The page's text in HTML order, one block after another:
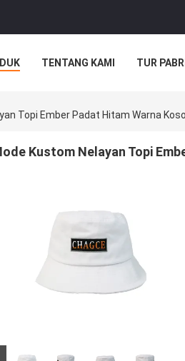
TENTANG KAMI TUR
Topi Ember Padat Hitam Warna
Kustom Nelayan Topi